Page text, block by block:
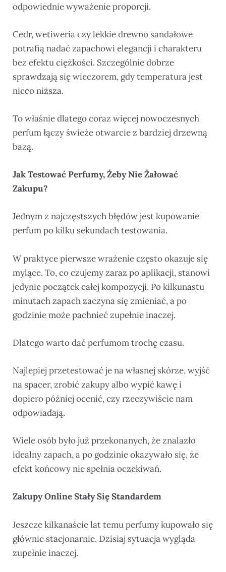
odpowiednie wyważenie proporcji.
Cedr, wetiweria czy lekkie drewno sandałowe
potrafią nadać zapachowi elegancji i charakteru
bez efektu ciężkości. Szczególnie dobrze
sprawdzają się wieczorem, gdy temperatura jest
nieco niższa.
To właśnie dlatego coraz więcej nowoczesnych
perfum łączy świeże otwarcie z bardziej drzewną
bazą.
Jak Testować Perfumy, Żeby Nie Żałować
Zakupu?
Jednym z najczęstszych błędów jest kupowanie
perfum po kilku sekundach testowania.
W praktyce pierwsze wrażenie często okazuje się
mylące. To, co czujemy zaraz po aplikacji, stanowi
jedynie początek całej kompozycji. Po kilkunastu
minutach zapach zaczyna się zmieniać, a po
godzinie może pachnieć zupełnie inaczej.
Dlatego warto dać perfumom trochę czasu.
Najlepiej przetestować je na własnej skórze, wyjść
na spacer, zrobić zakupy albo wypić kawę i
dopiero później ocenić, czy rzeczywiście nam
odpowiadają.
Wiele osób było już przekonanych, że znalazło
idealny zapach, a po godzinie okazywało się, że
efekt końcowy nie spełnia oczekiwań.
Zakupy Online Stały Się Standardem
Jeszcze kilkanaście lat temu perfumy kupowało się
głównie stacjonarnie. Dzisiaj sytuacja wygląda
zupełnie inaczej.